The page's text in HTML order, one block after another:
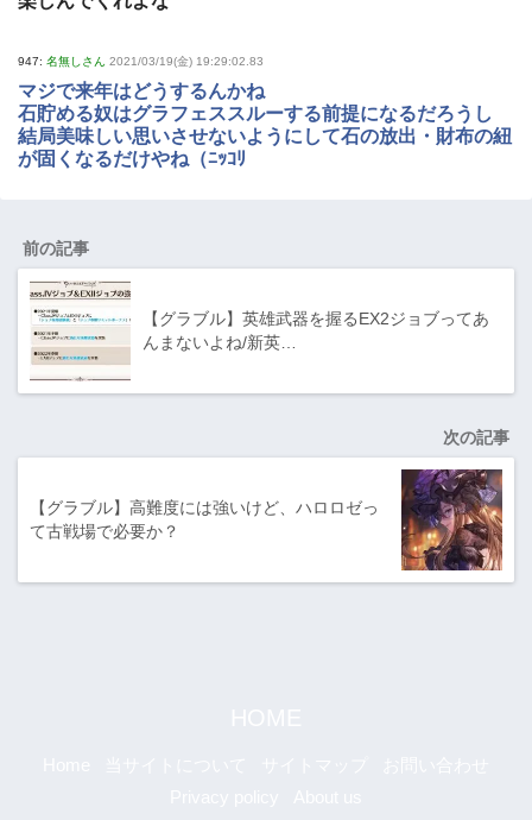
947: 名無しさん 2021/03/19(金) 19:29:02.83
マジで来年はどうするんかね
石貯める奴はグラフェススルーする前提になるだろうし
結局美味しい思いさせないようにして石の放出・財布の紐
が固くなるだけやね（ﾆｯｺﾘ
前の記事
【グラブル】英雄武器を握るEX2ジョブってあ
んまないよね/新英…
次の記事
【グラブル】高難度には強いけど、ハロロゼっ
て古戦場で必要か？